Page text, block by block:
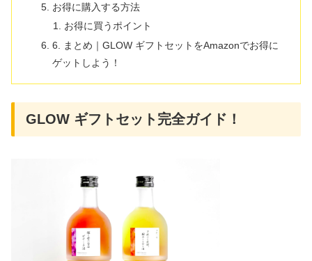
お得に購入する方法
お得に買うポイント
6. まとめ｜GLOW ギフトセットをAmazonでお得に
ゲットしよう！
GLOW ギフトセット完全ガイド！